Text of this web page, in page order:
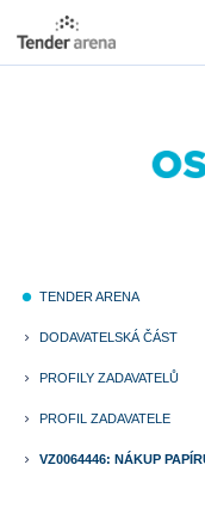
fiber_manual_record TENDER ARENA
keyboard_arrow_right DODAVATELSKÁ ČÁST
keyboard_arrow_right PROFILY ZADAVATELŮ
keyboard_arrow_right PROFIL ZADAVATELE
keyboard_arrow_right VZ0064446: NÁKUP